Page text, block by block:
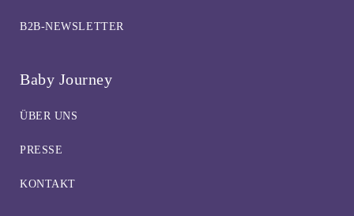
B2B-NEWSLETTER
Baby Journey
ÜBER UNS
PRESSE
KONTAKT